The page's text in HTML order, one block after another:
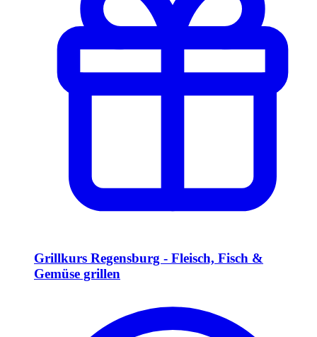
Grillkurs Regensburg - Fleisch, Fisch &
Gemüse grillen